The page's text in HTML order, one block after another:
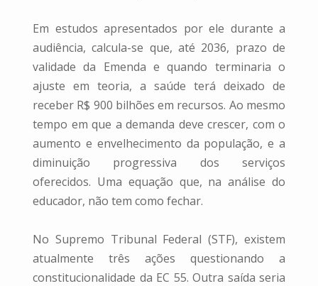
Em estudos apresentados por ele durante a
audiência, calcula-se que, até 2036, prazo de
validade da Emenda e quando terminaria o
ajuste em teoria, a saúde terá deixado de
receber R$ 900 bilhões em recursos. Ao mesmo
tempo em que a demanda deve crescer, com o
aumento e envelhecimento da população, e a
diminuição progressiva dos serviços
oferecidos. Uma equação que, na análise do
educador, não tem como fechar.
No Supremo Tribunal Federal (STF), existem
atualmente três ações questionando a
constitucionalidade da EC 55. Outra saída seria